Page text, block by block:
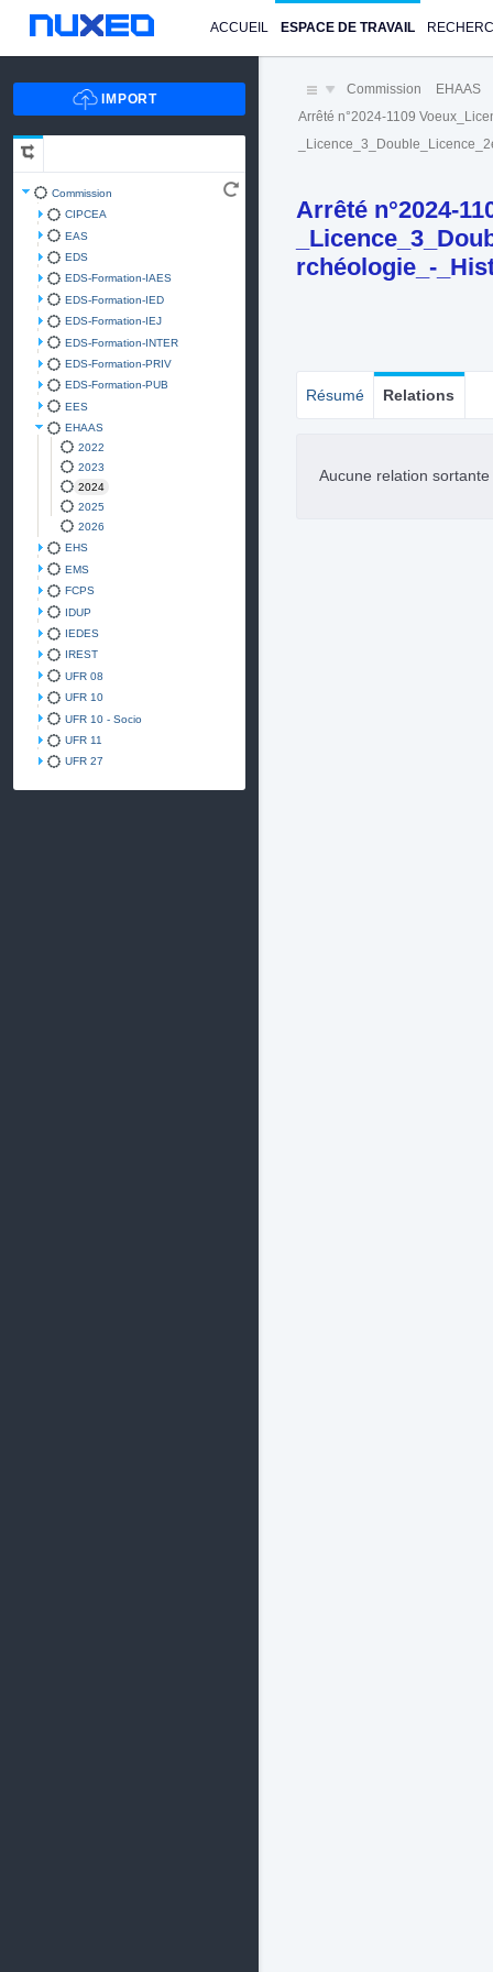
ACCUEIL ESPACE DE TRAVAIL
Commission
CIPCEA
EAS
EDS
EDS-Formation-IAES
EDS-Formation-IED
EDS-Formation-IEJ
EDS-Formation-INTER
EDS-Formation-PRIV
EDS-Formation-PUB
EES
EHAAS
2022
2023
2024
2025
2026
EHS
EMS
FCPS
IDUP
IEDES
IREST
UFR 08
UFR 10
UFR 10 - Socio
UFR 11
UFR 27
Commission EHAAS
Arrêté n°2024-1109
Arrêté n°2024-
rchéologie_-
Résumé Relations
Aucune relation